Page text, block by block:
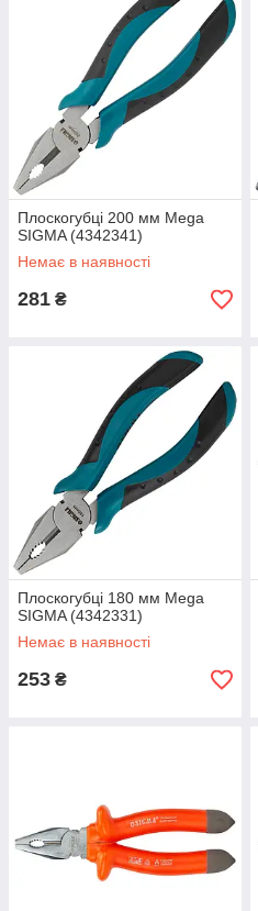
Плоскогубці 200 мм Mega
SIGMA (4342341)
Немає в наявності
281 ₴
Плоскогубці 180 мм Mega
SIGMA (4342331)
Немає в наявності
253 ₴